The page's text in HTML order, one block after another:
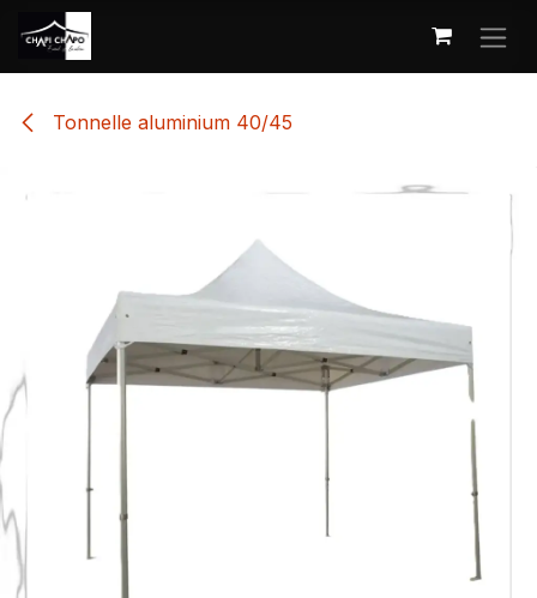
Se rendre au contenu
Tonnelle aluminium 40/45